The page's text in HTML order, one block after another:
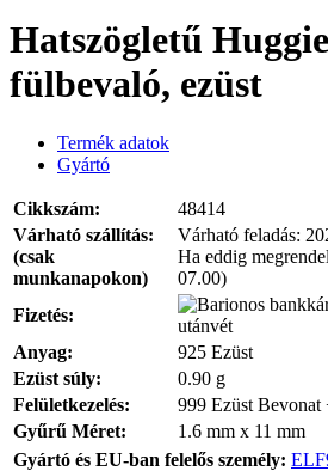
Hatszögletű
fülbevaló, ezüst
Termék adatok
Gyártó
Cikkszám:
48414
Várható szállítás:
(csak
munkanapokon)
Várható feladás:
Ha eddig
07.00)
Fizetés:
utánvét
Anyag:
925 Ezüst
Ezüst súly:
0.90 g
Felületkezelés:
999 Ezüst Bevonat
Gyűrű Méret:
1.6 mm x 11 mm
Gyártó és EU-ban felelős személy: